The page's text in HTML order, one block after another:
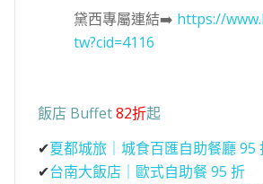
黛西專屬連結➡️ https://
tw?cid=4116
飯店 Buffet82折起
✔夏都城旅｜城食百匯自助餐廳 95
✔台南大飯店｜歐式自助餐 95 折